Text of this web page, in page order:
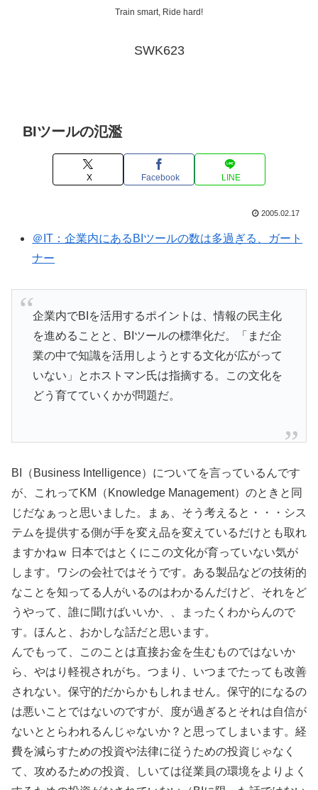
Train smart, Ride hard!
SWK623
BIツールの氾濫
X Facebook LINE
2005.02.17
＠IT：企業内にあるBIツールの数は多過ぎる、ガート
ナー
企業内でBIを活用するポイントは、情報の民主化
を進めることと、BIツールの標準化だ。「まだ企
業の中で知識を活用しようとする文化が広がって
いない」とホストマン氏は指摘する。この文化を
どう育てていくかが問題だ。
BI（Business Intelligence）についてを言っているんです
が、これってKM（Knowledge Management）のときと同
じだなぁっと思いました。まぁ、そう考えると・・・シス
テムを提供する側が手を変え品を変えているだけとも取れ
ますかねｗ 日本ではとくにこの文化が育っていない気が
します。ワシの会社ではそうです。ある製品などの技術的
なことを知ってる人がいるのはわかるんだけど、それをど
うやって、誰に聞けばいいか、、まったくわからんので
す。ほんと、おかしな話だと思います。
んでもって、このことは直接お金を生むものではないか
ら、やはり軽視されがち。つまり、いつまでたっても改善
されない。保守的だからかもしれません。保守的になるの
は悪いことではないのですが、度が過ぎるとそれは自信が
ないととらわれるんじゃないか？と思ってしまいます。経
費を減らすための投資や法律に従うための投資じゃなく
て、攻めるための投資、しいては従業員の環境をよりよく